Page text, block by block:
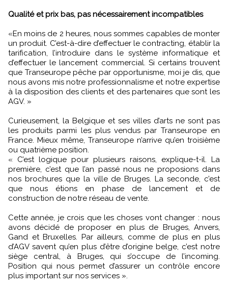
Qualité et prix bas, pas nécessairement incompatibles
«En moins de 2 heures, nous sommes capables de monter
un produit. C’est-à-dire d’effectuer le contracting, établir la
tarification, l’introduire dans le système informatique et
d’effectuer le lancement commercial. Si certains trouvent
que Transeurope pêche par opportunisme, moi je dis, que
nous avons mis notre professionnalisme et notre expertise
à la disposition des clients et des partenaires que sont les
AGV. »
Curieusement, la Belgique et ses villes d’arts ne sont pas
les produits parmi les plus vendus par Transeurope en
France. Mieux même, Transeurope n’arrive qu’en troisième
ou quatrième position.
« C’est logique pour plusieurs raisons, explique-t-il. La
première, c’est que l’an passé nous ne proposions dans
nos brochures que la ville de Bruges. La seconde, c’est
que nous étions en phase de lancement et de
construction de notre réseau de vente.
Cette année, je crois que les choses vont changer : nous
avons décidé de proposer en plus de Bruges, Anvers,
Gand et Bruxelles. Par ailleurs, comme de plus en plus
d’AGV savent qu’en plus d’être d’origine belge, c’est notre
siège central, à Bruges, qui s’occupe de l’incoming.
Position qui nous permet d’assurer un contrôle encore
plus important sur nos services ».